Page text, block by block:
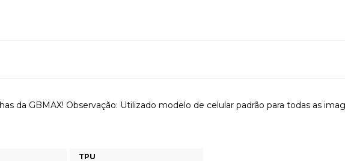
da GBMAX! Observação: Utilizado modelo de celular padrão para todas as
TPU